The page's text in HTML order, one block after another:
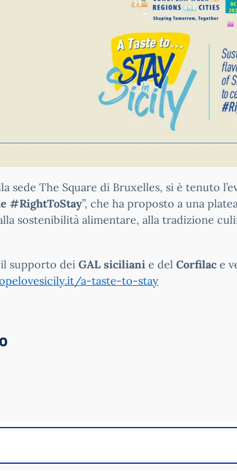
sede The Square di Bruxelles, si è tenuto
#RightToStay”, che ha proposto a una
sostenibilità alimentare, alla tradizione
il supporto dei GAL siciliani e del Corfilac e
a-taste-to-stay